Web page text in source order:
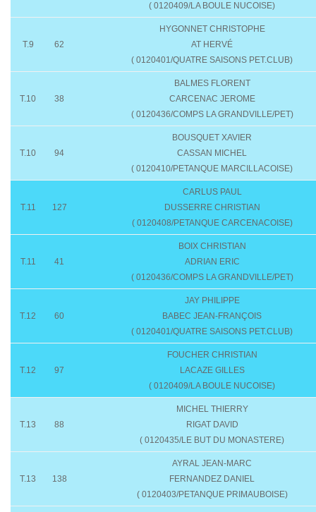
( 0120409/LA BOULE NUCOISE)
T.9 62
HYGONNET CHRISTOPHE
AT HERVÉ
( 0120401/QUATRE SAISONS PET.CLUB)
T.10 38
BALMES FLORENT
CARCENAC JEROME
( 0120436/COMPS LA GRANDVILLE/PET)
T.10 94
BOUSQUET XAVIER
CASSAN MICHEL
( 0120410/PETANQUE MARCILLACOISE)
T.11 127
CARLUS PAUL
DUSSERRE CHRISTIAN
( 0120408/PETANQUE CARCENACOISE)
T.11 41
BOIX CHRISTIAN
ADRIAN ERIC
( 0120436/COMPS LA GRANDVILLE/PET)
T.12 60
JAY PHILIPPE
BABEC JEAN-FRANÇOIS
( 0120401/QUATRE SAISONS PET.CLUB)
T.12 97
FOUCHER CHRISTIAN
LACAZE GILLES
( 0120409/LA BOULE NUCOISE)
T.13 88
MICHEL THIERRY
RIGAT DAVID
( 0120435/LE BUT DU MONASTERE)
T.13 138
AYRAL JEAN-MARC
FERNANDEZ DANIEL
( 0120403/PETANQUE PRIMAUBOISE)